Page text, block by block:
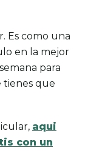
Es como una
en la mejor
para
tienes que
aqui
con un